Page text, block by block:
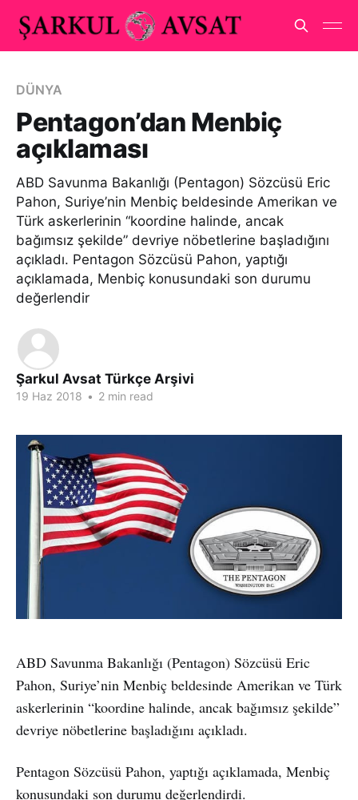
DÜNYA
Pentagon’dan Menbiç
açıklaması
ABD Savunma Bakanlığı (Pentagon) Sözcüsü Eric
Pahon, Suriye’nin Menbiç beldesinde Amerikan ve
Türk askerlerinin “koordine halinde, ancak
bağımsız şekilde” devriye nöbetlerine başladığını
açıkladı. Pentagon Sözcüsü Pahon, yaptığı
açıklamada, Menbiç konusundaki son durumu
değerlendir
Şarkul Avsat Türkçe Arşivi
19 Haz 2018 • 2 min read
ABD Savunma Bakanlığı (Pentagon) Sözcüsü Eric
Pahon, Suriye’nin Menbiç beldesinde Amerikan ve Türk
askerlerinin “koordine halinde, ancak bağımsız şekilde”
devriye nöbetlerine başladığını açıkladı.
Pentagon Sözcüsü Pahon, yaptığı açıklamada, Menbiç
konusundaki son durumu değerlendirdi.